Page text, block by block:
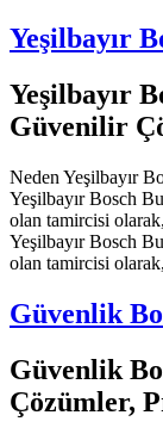
Yeşilbayır
Yeşilbayır
Güvenilir
Neden Yeşilbayır
Yeşilbayır Bosch
olan tamircisi
Yeşilbayır Bosch
olan tamircisi
Güvenlik
Güvenlik
Çözümler,